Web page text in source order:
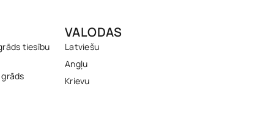
tiesību
VALODAS
Latviešu
Angļu
Krievu